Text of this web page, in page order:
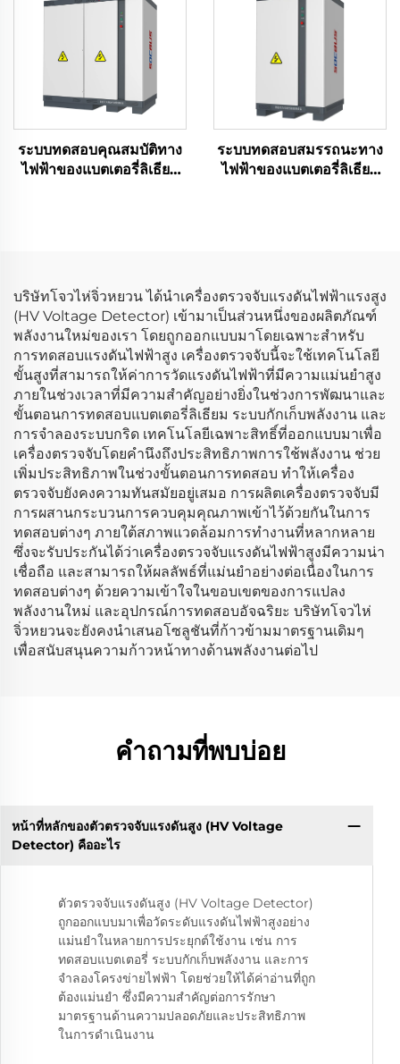
ระบบทดสอบคุณสมบัติทาง
ไฟฟ้าของแบตเตอรี่ลิเธียม
ระบบทดสอบสมรรถนะทาง
ไฟฟ้าของแบตเตอรี่ลิเธียม
บริษัทโจวไห่จิ่วหยวน ได้นำเครื่องตรวจจับแรงดันไฟฟ้าแรงสูง
(HV Voltage Detector) เข้ามาเป็นส่วนหนึ่งของผลิตภัณฑ์
พลังงานใหม่ของเรา โดยถูกออกแบบมาโดยเฉพาะสำหรับ
การทดสอบแรงดันไฟฟ้าสูง เครื่องตรวจจับนี้จะใช้เทคโนโลยี
ขั้นสูงที่สามารถให้ค่าการวัดแรงดันไฟฟ้าที่มีความแม่นยำสูง
ภายในช่วงเวลาที่มีความสำคัญอย่างยิ่งในช่วงการพัฒนาและ
ขั้นตอนการทดสอบแบตเตอรี่ลิเธียม ระบบกักเก็บพลังงาน และ
การจำลองระบบกริด เทคโนโลยีเฉพาะสิทธิ์ที่ออกแบบมาเพื่อ
เครื่องตรวจจับโดยคำนึงถึงประสิทธิภาพการใช้พลังงาน ช่วย
เพิ่มประสิทธิภาพในช่วงขั้นตอนการทดสอบ ทำให้เครื่อง
ตรวจจับยังคงความทันสมัยอยู่เสมอ การผลิตเครื่องตรวจจับมี
การผสานกระบวนการควบคุมคุณภาพเข้าไว้ด้วยกันในการ
ทดสอบต่างๆ ภายใต้สภาพแวดล้อมการทำงานที่หลากหลาย
ซึ่งจะรับประกันได้ว่าเครื่องตรวจจับแรงดันไฟฟ้าสูงมีความน่า
เชื่อถือ และสามารถให้ผลลัพธ์ที่แม่นยำอย่างต่อเนื่องในการ
ทดสอบต่างๆ ด้วยความเข้าใจในขอบเขตของการแปลง
พลังงานใหม่ และอุปกรณ์การทดสอบอัจฉริยะ บริษัทโจวไห่
จิ่วหยวนจะยังคงนำเสนอโซลูชันที่ก้าวข้ามมาตรฐานเดิมๆ
เพื่อสนับสนุนความก้าวหน้าทางด้านพลังงานต่อไป
คำถามที่พบบ่อย
หน้าที่หลักของตัวตรวจจับแรงดันสูง (HV Voltage
Detector) คืออะไร
ตัวตรวจจับแรงดันสูง (HV Voltage Detector)
ถูกออกแบบมาเพื่อวัดระดับแรงดันไฟฟ้าสูงอย่าง
แม่นยำในหลายการประยุกต์ใช้งาน เช่น การ
ทดสอบแบตเตอรี่ ระบบกักเก็บพลังงาน และการ
จำลองโครงข่ายไฟฟ้า โดยช่วยให้ได้ค่าอ่านที่ถูก
ต้องแม่นยำ ซึ่งมีความสำคัญต่อการรักษา
มาตรฐานด้านความปลอดภัยและประสิทธิภาพ
ในการดำเนินงาน